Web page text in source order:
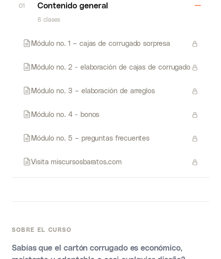
SOBRE EL CURSO
Sabías que el cartón corrugado es económico,
01 Contenido general
6 clases
Módulo no. 1 – cajas de corrugado sorpresa
Módulo no. 2 - elaboración de cajas de corrugado
Módulo no. 3 – elaboración de arreglos
Módulo no. 4 - bonos
Módulo no. 5 – preguntas frecuentes
Visita miscursosbaratos.com